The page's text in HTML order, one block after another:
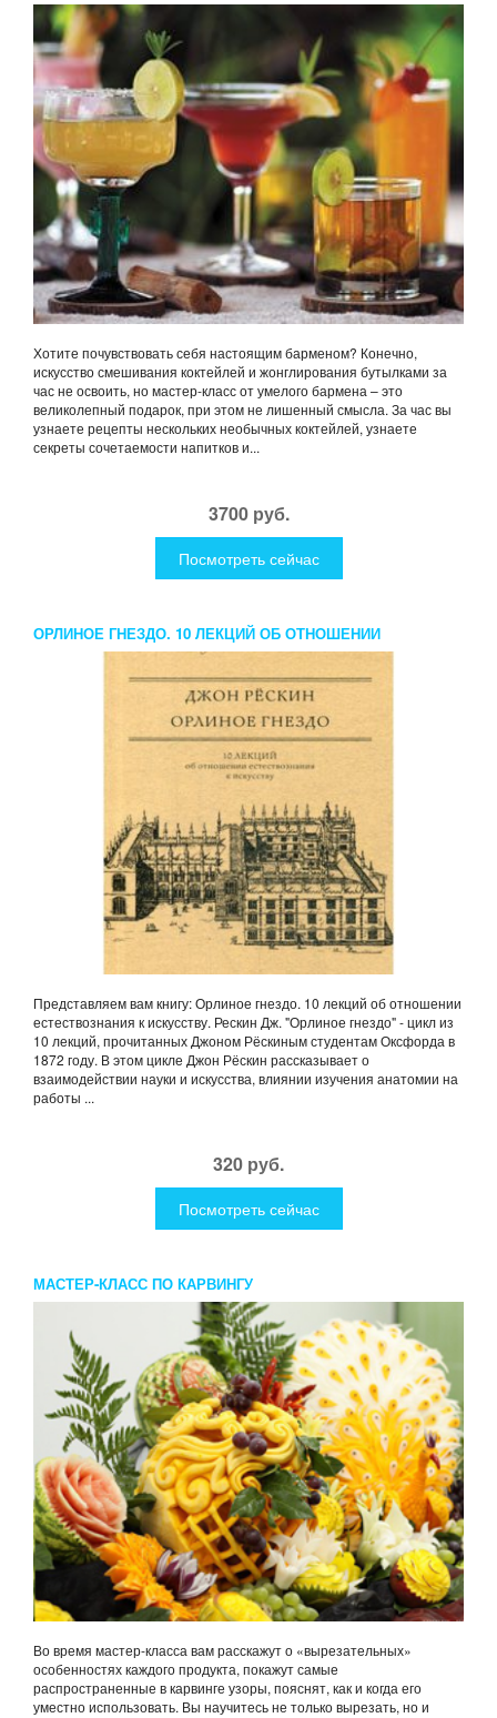
Хотите почувствовать себя настоящим барменом? Конечно,
искусство смешивания коктейлей и жонглирования бутылками за
час не освоить, но мастер-класс от умелого бармена – это
великолепный подарок, при этом не лишенный смысла. За час вы
узнаете рецепты нескольких необычных коктейлей, узнаете
секреты сочетаемости напитков и...
3700 руб.
Посмотреть сейчас
ОРЛИНОЕ ГНЕЗДО. 10 ЛЕКЦИЙ ОБ ОТНОШЕНИИ
ЕСТЕСТВОЗНАНИЯ К ИСКУССТВУ. РЕСКИН ДЖ.
Представляем вам книгу: Орлиное гнездо. 10 лекций об отношении
естествознания к искусству. Рескин Дж. "Орлиное гнездо" - цикл из
10 лекций, прочитанных Джоном Рёскиным студентам Оксфорда в
1872 году. В этом цикле Джон Рёскин рассказывает о
взаимодействии науки и искусства, влиянии изучения анатомии на
работы ...
320 руб.
Посмотреть сейчас
МАСТЕР-КЛАСС ПО КАРВИНГУ
Во время мастер-класса вам расскажут о «вырезательных»
особенностях каждого продукта, покажут самые
распространенные в карвинге узоры, пояснят, как и когда его
уместно использовать. Вы научитесь не только вырезать, но и